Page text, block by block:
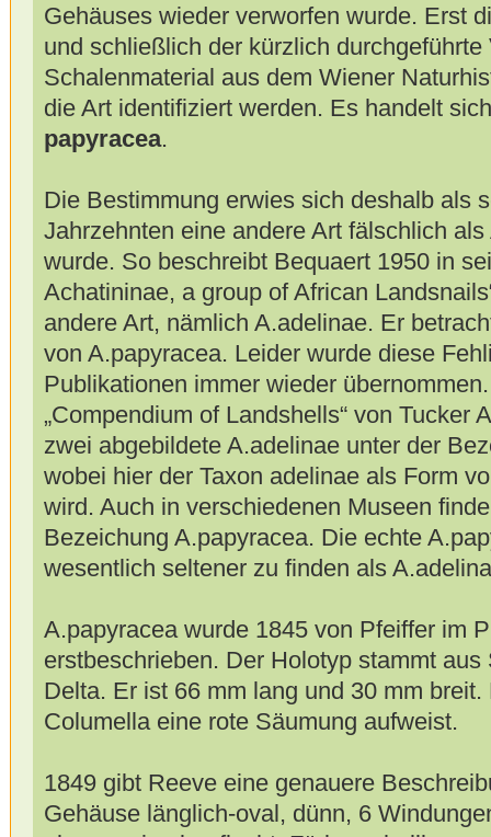
Gehäuses wieder verworfen wurde. Erst
und schließlich der kürzlich durchgeführte
Schalenmaterial aus dem Wiener
die Art identifiziert werden. Es handelt
papyracea.
Die Bestimmung erwies sich deshalb als
Jahrzehnten eine andere Art fälschlich
wurde. So beschreibt Bequaert 1950 in
Achatininae, a group of African
andere Art, nämlich A.adelinae. Er
von A.papyracea. Leider wurde diese
Publikationen immer wieder
„Compendium of Landshells“ von Tucker
zwei abgebildete A.adelinae unter der
wobei hier der Taxon adelinae als Form
wird. Auch in verschiedenen Museen
Bezeichung A.papyracea. Die echte
wesentlich seltener zu finden als
A.papyracea wurde 1845 von Pfeiffer im
erstbeschrieben. Der Holotyp stammt
Delta. Er ist 66 mm lang und 30 mm
Columella eine rote Säumung aufweist.
1849 gibt Reeve eine genauere
Gehäuse länglich-oval, dünn, 6